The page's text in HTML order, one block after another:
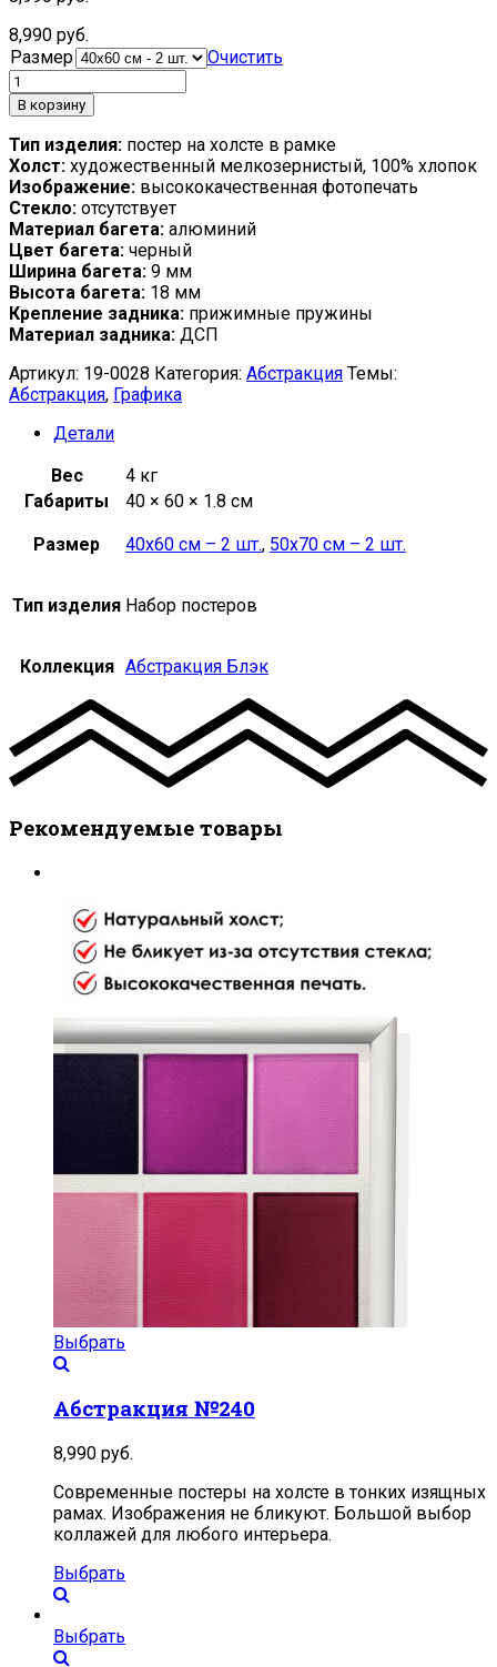
8,990 руб.
Размер
Очистить
В корзину
Тип изделия: постер на холсте в рамке
Холст: художественный мелкозернистый, 100% хлопок
Изображение: высококачественная фотопечать
Стекло: отсутствует
Материал багета: алюминий
Цвет багета: черный
Ширина багета: 9 мм
Высота багета: 18 мм
Крепление задника: прижимные пружины
Материал задника: ДСП
Артикул: 19-0028 Категория: Абстракция Темы:
Абстракция, Графика
Детали
Вес
4 кг
Габариты
40 × 60 × 1.8 см
Размер 40х60 см – 2 шт., 50х70 см – 2 шт.
Тип изделия Набор постеров
Коллекция Абстракция Блэк
Рекомендуемые товары
Выбрать
Абстракция №240
8,990 руб.
Современные постеры на холсте в тонких изящных
рамах. Изображения не бликуют. Большой выбор
коллажей для любого интерьера.
Выбрать
Выбрать